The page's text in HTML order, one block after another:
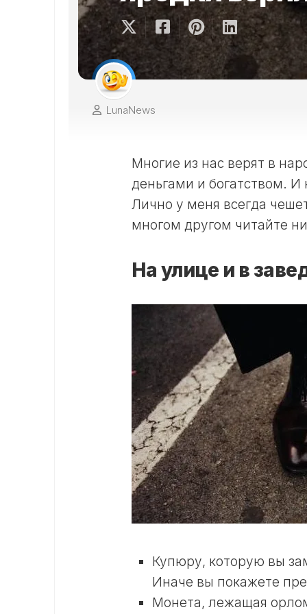
LunaNews
Многие из нас верят в
деньгами и богатством. И
Лично у меня всегда
многом другом читайте
На улице и в
Купюру, которую вы
Иначе вы покажете
Монета, лежащая